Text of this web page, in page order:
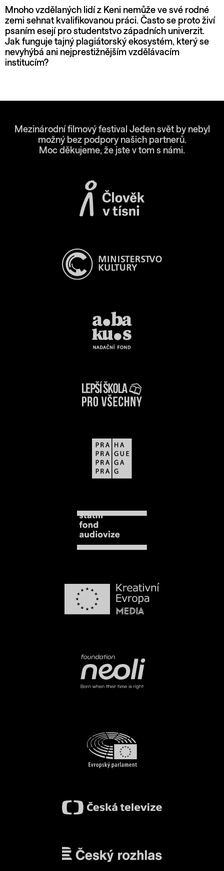
Mnoho vzdělaných lidí z Keni nemůže ve své rodné
zemi sehnat kvalifikovanou práci. Často se proto živí
psaním esejí pro studentstvo západních univerzit.
Jak funguje tajný plagiátorský ekosystém, který se
nevyhýbá ani nejprestižnějším vzdělávacím
institucím?
Mezinárodní filmový festival Jeden svět by nebyl
možný bez podpory našich partnerů.
Moc děkujeme, že jste v tom s námi.